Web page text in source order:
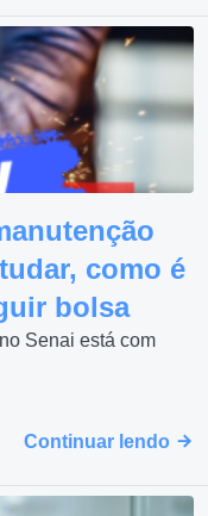
como é
bolsa
Senai está com
Continuar lendo